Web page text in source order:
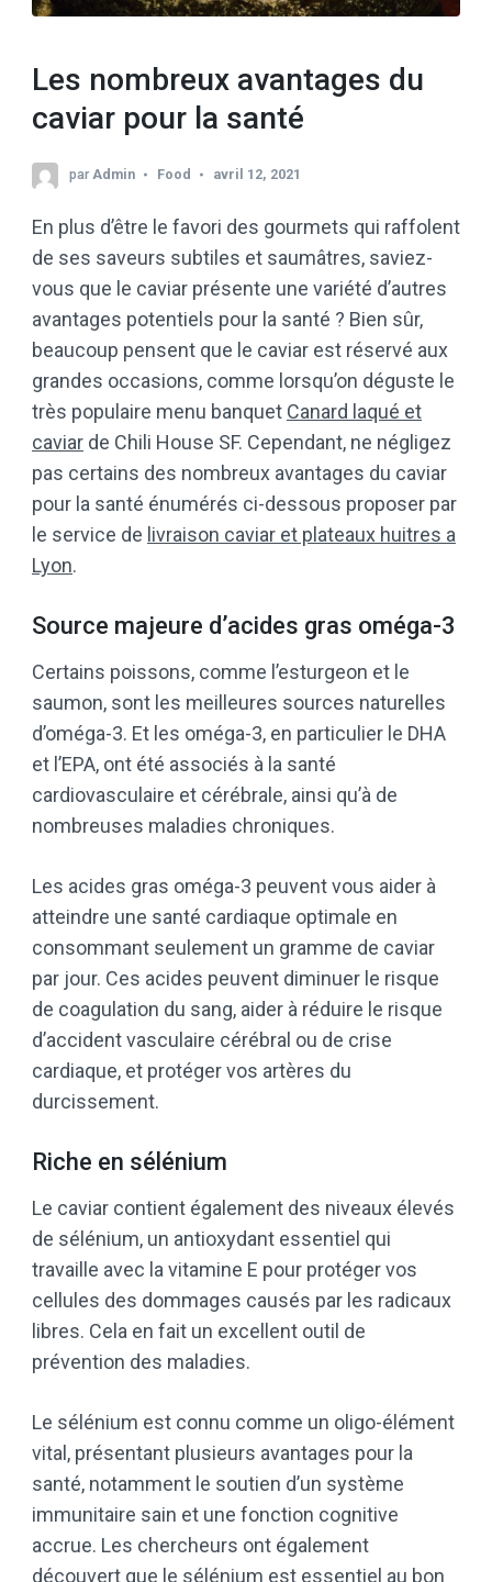
Les nombreux avantages du
caviar pour la santé
parAdmin Food avril 12, 2021
En plus d’être le favori des gourmets qui raffolent
de ses saveurs subtiles et saumâtres, saviez-
vous que le caviar présente une variété d’autres
avantages potentiels pour la santé ? Bien sûr,
beaucoup pensent que le caviar est réservé aux
grandes occasions, comme lorsqu’on déguste le
très populaire menu banquet Canard laqué et
caviar de Chili House SF. Cependant, ne négligez
pas certains des nombreux avantages du caviar
pour la santé énumérés ci-dessous proposer par
le service de livraison caviar et plateaux huitres a
Lyon.
Source majeure d’acides gras oméga-3
Certains poissons, comme l’esturgeon et le
saumon, sont les meilleures sources naturelles
d’oméga-3. Et les oméga-3, en particulier le DHA
et l’EPA, ont été associés à la santé
cardiovasculaire et cérébrale, ainsi qu’à de
nombreuses maladies chroniques.
Les acides gras oméga-3 peuvent vous aider à
atteindre une santé cardiaque optimale en
consommant seulement un gramme de caviar
par jour. Ces acides peuvent diminuer le risque
de coagulation du sang, aider à réduire le risque
d’accident vasculaire cérébral ou de crise
cardiaque, et protéger vos artères du
durcissement.
Riche en sélénium
Le caviar contient également des niveaux élevés
de sélénium, un antioxydant essentiel qui
travaille avec la vitamine E pour protéger vos
cellules des dommages causés par les radicaux
libres. Cela en fait un excellent outil de
prévention des maladies.
Le sélénium est connu comme un oligo-élément
vital, présentant plusieurs avantages pour la
santé, notamment le soutien d’un système
immunitaire sain et une fonction cognitive
accrue. Les chercheurs ont également
découvert que le sélénium est essentiel au bon